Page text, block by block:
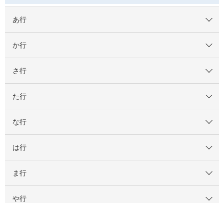
あ行
か行
さ行
た行
な行
は行
ま行
や行